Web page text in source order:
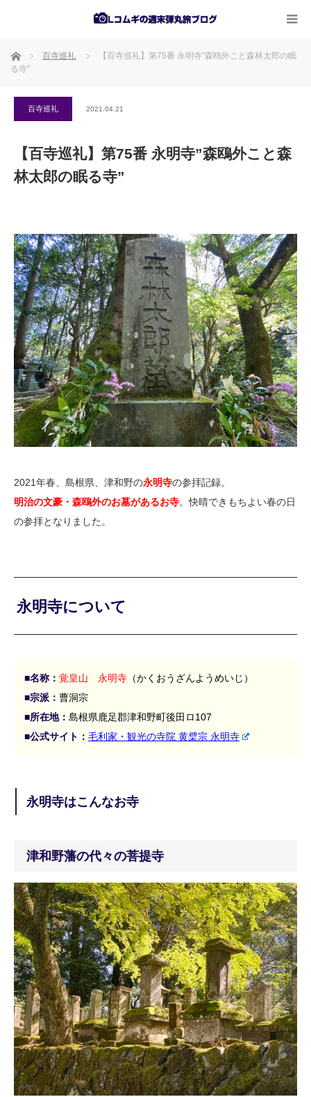
ホーム 百寺巡礼
【百寺巡礼】第75番 永明寺”森鴎外こと森林太郎の眠
る寺”
百寺巡礼 2021.04.21
【百寺巡礼】第75番 永明寺”森鴎外こと森
林太郎の眠る寺”
2021年春、島根県、津和野の永明寺の参拝記録。
明治の文豪・森鴎外のお墓があるお寺。快晴できもちよい春の日
の参拝となりました。
永明寺について
■名称： 覚皇山 永明寺 （かくおうざんようめいじ）
■宗派： 曹洞宗
■所在地： 島根県鹿足郡津和野町後田ロ107
■公式サイト： 毛利家・観光の寺院 黄檗宗 永明寺
永明寺はこんなお寺
津和野藩の代々の菩提寺